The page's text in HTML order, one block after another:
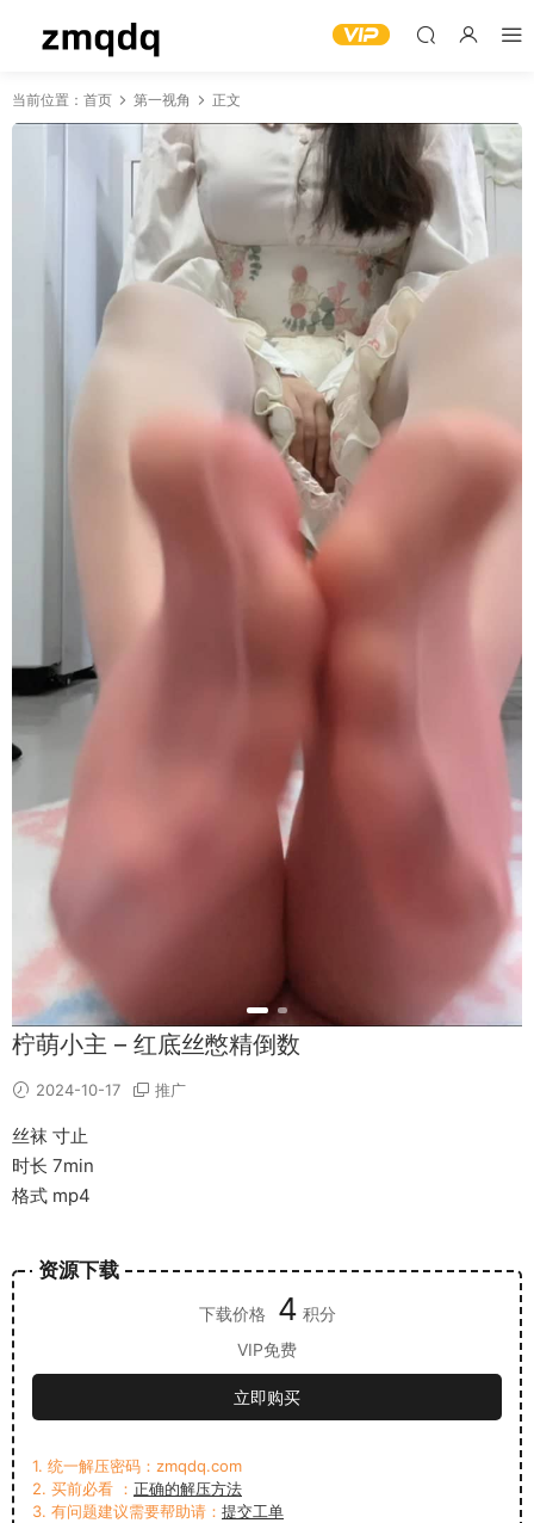
当前位置： 首页 第一视角 正文
柠萌小主 – 红底丝憋精倒数
2024-10-17 推广
丝袜 寸止
时长 7min
格式 mp4
资源下载
下载价格 4 积分
VIP免费
立即购买
1. 统一解压密码：zmqdq.com
2. 买前必看 ： 正确的解压方法
3. 有问题建议需要帮助请： 提交工单